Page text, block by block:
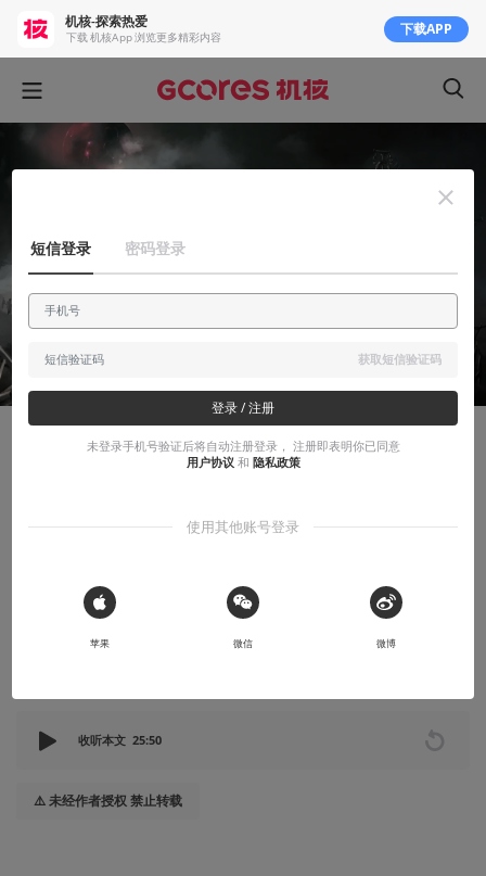
第四章
大葱蘸酱
收听本文 25:50
⚠️ 未经作者授权 禁止转载
机核-探索热爱
下载 机核App 浏览更多精彩内容 下载APP
短信登录 密码登录
获取短信验证码
登录 / 注册
未登录手机号验证后将自动注册登录， 注册即表明你已同意
用户协议 和 隐私政策
使用其他账号登录
 Sign in with Apple
苹果 微信 微博